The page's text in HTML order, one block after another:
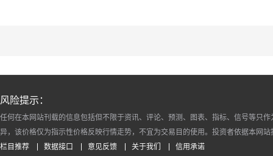
风险提示：
任何在本网站刊载的信息包括但不限于资讯、评论、预测、图表、指标、信号等只
异，该价格仅为指示性价格反映行情走势，不宜为交易目的使用。投资者依据本网
栏目推荐
数据接口 意见反馈 关于我们 信用承诺